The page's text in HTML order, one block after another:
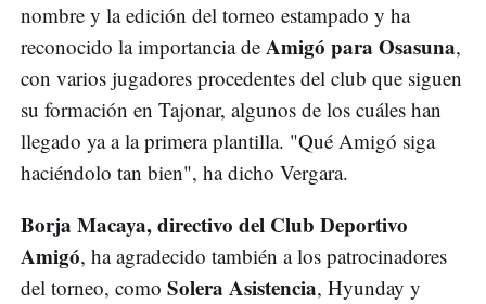
nombre y la edición del torneo estampado y ha
reconocido la importancia de Amigó para Osasuna,
con varios jugadores procedentes del club que siguen
su formación en Tajonar, algunos de los cuáles han
llegado ya a la primera plantilla. "Qué Amigó siga
haciéndolo tan bien", ha dicho Vergara.
Borja Macaya, directivo del Club Deportivo
Amigó, ha agradecido también a los patrocinadores
del torneo, como Solera Asistencia, Hyunday y